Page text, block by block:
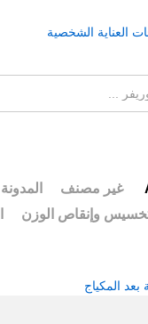
غير مصنف
المدونة
وإنقاص الوزن